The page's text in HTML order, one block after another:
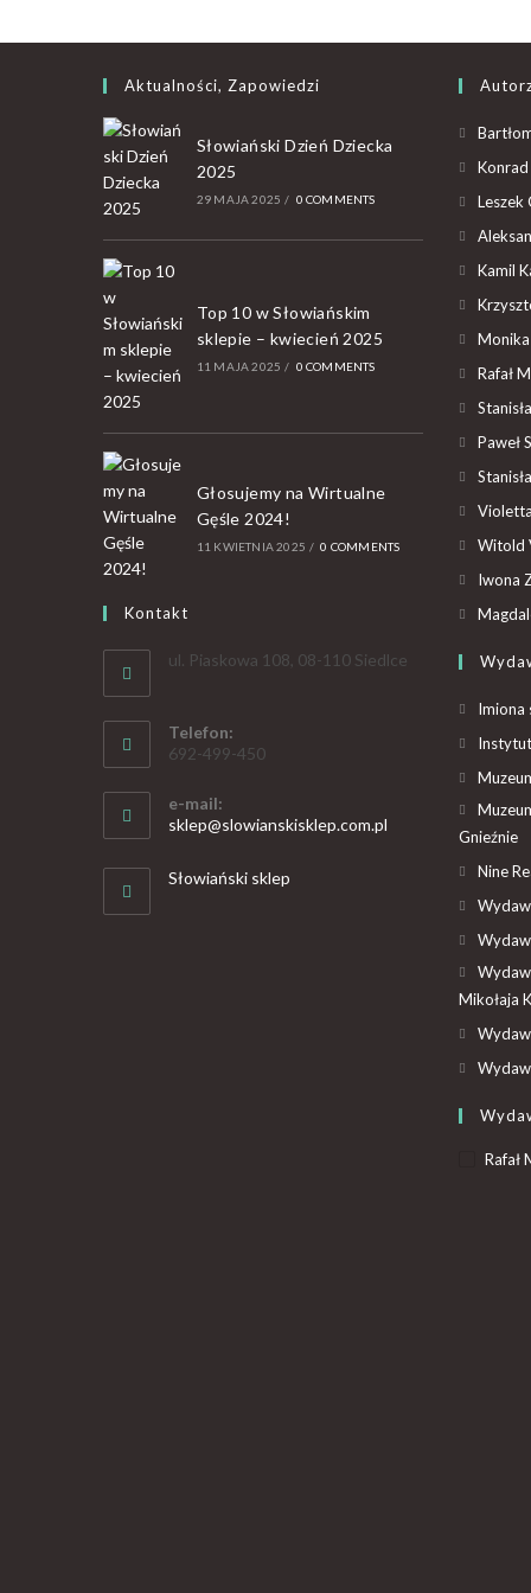
Aktualności, Zapowiedzi
Słowiański Dzień Dziecka
2025
29 MAJA 2025 / 0 COMMENTS
Top 10 w Słowiańskim
sklepie – kwiecień 2025
11 MAJA 2025 / 0 COMMENTS
Głosujemy na Wirtualne
Gęśle 2024!
11 KWIETNIA 2025 / 0 COMMENTS
Kontakt
ul. Piaskowa 108, 08-110 Siedlce
Telefon:
692-499-450
e-mail:
sklep@slowianskisklep.com.pl
Słowiański sklep
Leszek
Kamil
Rafał
Paweł
Witold
Iwona
Imiona
Gnieźnie
Nine
Mikołaja
Rafał